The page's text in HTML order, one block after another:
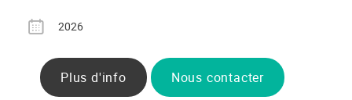
Année
2026
Plus d'info Nous contacter